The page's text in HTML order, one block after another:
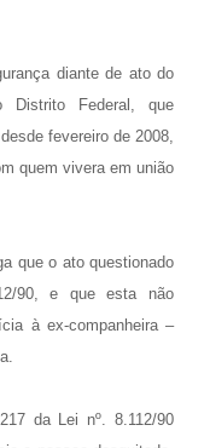
diante de ato do
Distrito Federal, que
fevereiro de 2008,
quem vivera em união
que o ato questionado
90, e que esta não
à ex-companheira –
da Lei nº. 8.112/90